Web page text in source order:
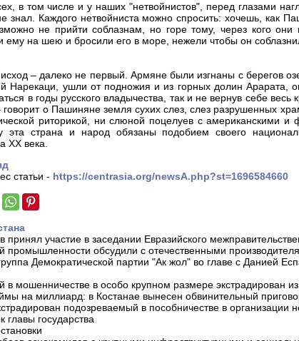
в том числе и у наших "нетвойнистов", перед глазами
знал. Каждого нетвойниста можно спросить: хочешь, как
не прийти соблазнам, но горе тому, через кого
ему на шею и бросили его в море, нежели чтобы он
– далеко не первый. Армяне были изгнаны с берегов
Нарекаци, ушли от подножия и из горных долин
в годы русского владычества, так и не вернув себе
говорит о Пашиняне земля сухих слез, слез разрушенных
риторикой, ни слюной поцелуев с американскими
эта страна и народ обязаны подобием своего
ХХ века.
статьи - https://centrasia.org/newsA.php?st=1696584660
принял участие в заседании Евразийского
промышленности обсудили с отечественными
Демократической партии "Ак жол" во главе с Данией
в мошенничестве в особо крупном размере экстрадирован из
на миллиард: в Костанае вынесен обвинительный
подозреваемый в пособничестве в организации
главы государства